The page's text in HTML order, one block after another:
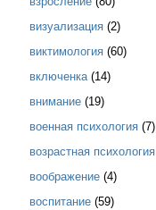
визуализация (2)
виктимология (60)
включенка (14)
внимание (19)
военная психология (7)
возрастная психология
воображение (4)
воспитание (59)